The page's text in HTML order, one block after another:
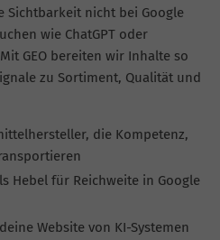
Sichtbarkeit nicht bei Google
wie ChatGPT oder
GEO bereiten wir Inhalte so
zu Sortiment, Qualität und
die Kompetenz,
Hebel für Reichweite in Google
Website von KI-Systemen